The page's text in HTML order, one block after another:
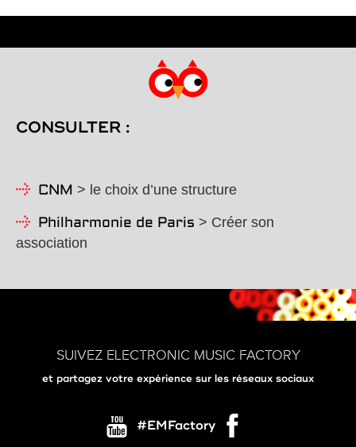
CONSULTER :
CNM > le choix d’une structure
Philharmonie de Paris > Créer son
association
SUIVEZ ELECTRONIC MUSIC FACTORY
et partagez votre expérience sur les réseaux sociaux
#EMFactory